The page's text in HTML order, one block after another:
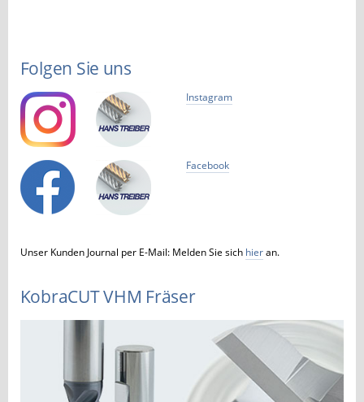
Folgen Sie uns
Instagram
Facebook
Unser Kunden Journal per E-Mail: Melden Sie sich hieran.
KobraCUT VHM Fräser